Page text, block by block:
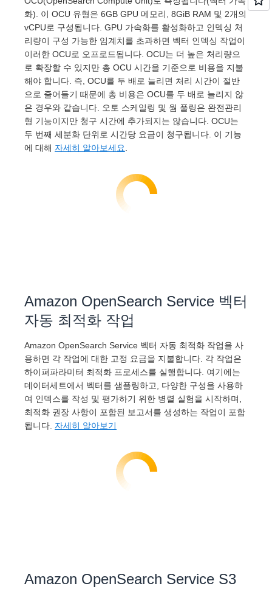
화). 이 OCU 유형은 6GB GPU 메모리, 8GiB RAM 및 2개의
vCPU로 구성됩니다. GPU 가속화를 활성화하고 인덱싱 처
리량이 구성 가능한 임계치를 초과하면 벡터 인덱싱 작업이
이러한 OCU로 오프로드됩니다. OCU는 더 높은 처리량으
로 확장할 수 있지만 총 OCU 시간을 기준으로 비용을 지불
해야 합니다. 즉, OCU를 두 배로 늘리면 처리 시간이 절반
으로 줄어들기 때문에 총 비용은 OCU를 두 배로 늘리지 않
은 경우와 같습니다. 오토 스케일링 및 웜 풀링은 완전관리
형 기능이지만 청구 시간에 추가되지는 않습니다. OCU는
두 번째 세분화 단위로 시간당 요금이 청구됩니다. 이 기능
에 대해 자세히 알아보세요
Amazon OpenSearch Service 벡터
자동 최적화 작업
Amazon OpenSearch Service 벡터 자동 최적화 작업을 사
용하면 각 작업에 대한 고정 요금을 지불합니다. 각 작업은
하이퍼파라미터 최적화 프로세스를 실행합니다. 여기에는
데이터세트에서 벡터를 샘플링하고, 다양한 구성을 사용하
여 인덱스를 작성 및 평가하기 위한 병렬 실험을 시작하며,
최적화 권장 사항이 포함된 보고서를 생성하는 작업이 포함
됩니다. 자세히 알아보기
Amazon OpenSearch Service S3